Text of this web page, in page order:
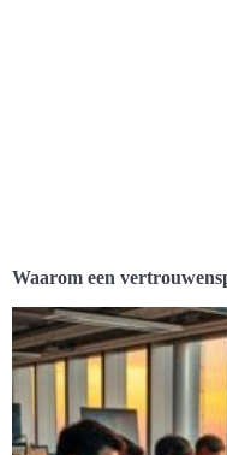
Waarom een